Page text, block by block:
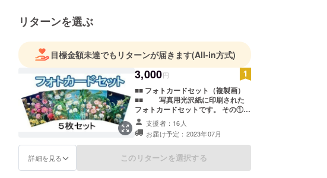
リターンを選ぶ
目標金額未達でもリターンが届きます(All-in方式)
3,000円
■■ フォトカードセット（複製画）
■■ 写真用光沢紙に印刷された
フォトカードセットです。 その①
サボテンの絶頂 Cactus climax そ
の② サボテン 夜の企み Cactus
Night Plot その③ サボテン 我ら共
に生きる Cactus Live Together そ
の④ サボテン 明日の主役は
支援者：16人
お届け予定：2023年07月
詳細を見る このリターンを選択する